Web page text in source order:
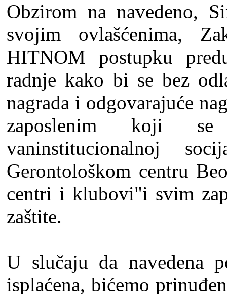
Obzirom na navedeno,
svojim ovlašćenima,
HITNOM postupku
radnje kako bi se bez
nagrada i odgovarajuće
zaposlenim koji se
vaninstitucionalnoj
Gerontološkom centru
centri i klubovi"i svim
zaštite.
U slučaju da navedena
isplaćena, bićemo